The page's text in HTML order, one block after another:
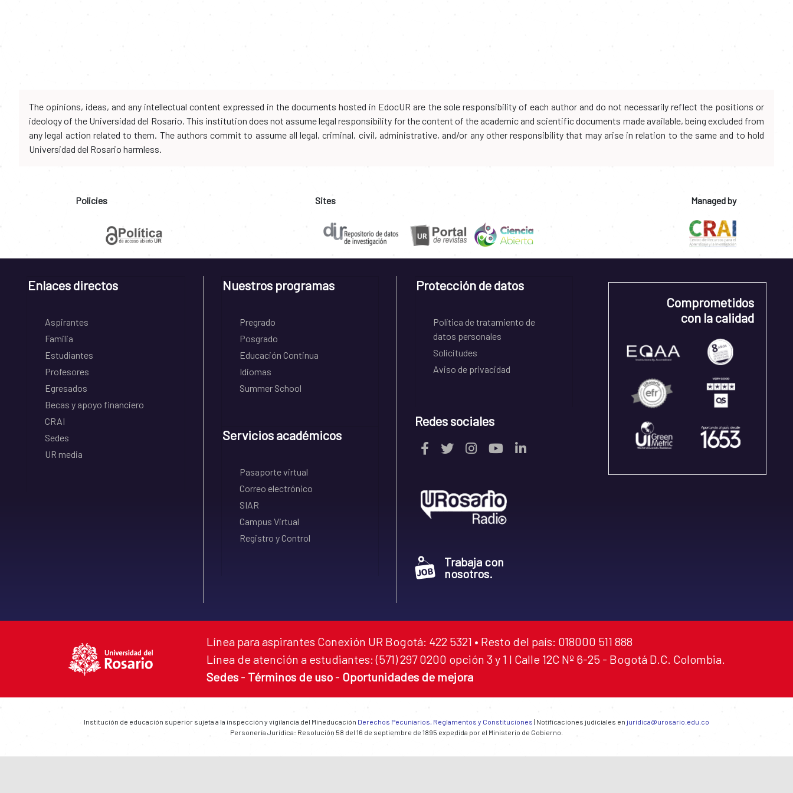
The opinions, ideas, and any intellectual content expressed in the documents hosted in EdocUR are the sole responsibility of each author and do not necessarily reflect the positions or
ideology of the Universidad del Rosario. This institution does not assume legal responsibility for the content of the academic and scientific documents made available, being excluded from
any legal action related to them. The authors commit to assume all legal, criminal, civil, administrative, and/or any other responsibility that may arise in relation to the same and to hold
Universidad del Rosario harmless.
Policies Sites Managed by
Enlaces directos
Aspirantes
Familia
Estudiantes
Profesores
Egresados
Becas y apoyo financiero
CRAI
Sedes
UR media
Nuestros programas
Pregrado
Posgrado
Educación Continua
Idiomas
Summer School
Servicios académicos
Pasaporte virtual
Correo electrónico
SIAR
Campus Virtual
Registro y Control
Protección de datos
Política de tratamiento de
datos personales
Solicitudes
Aviso de privacidad
Redes sociales
Trabaja con
nosotros.
Comprometidos
con la calidad
Línea para aspirantes Conexión UR Bogotá: 422 5321 • Resto del país: 018000 511 888
Línea de atención a estudiantes: (571) 297 0200 opción 3 y 1 I Calle 12C Nº 6-25 - Bogotá D.C. Colombia.
Sedes - Términos de uso - Oportunidades de mejora
Institución de educación superior sujeta a la inspección y vigilancia del Mineducación Derechos Pecuniarios, Reglamentos y Constituciones | Notificaciones judiciales en juridica@urosario.edu.co
Personería Jurídica: Resolución 58 del 16 de septiembre de 1895 expedida por el Ministerio de Gobierno.